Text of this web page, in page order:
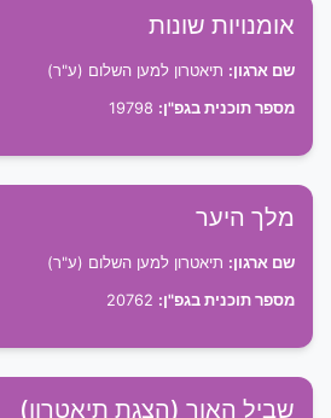
אומנויות שונות
שם ארגון: תיאטרון למען השלום (ע"ר)
מספר תוכנית בגפ"ן:
מלך היער
שם ארגון: תיאטרון למען השלום (ע"ר)
מספר תוכנית בגפ"ן:
שביל האור (הצגת תיאטרון)